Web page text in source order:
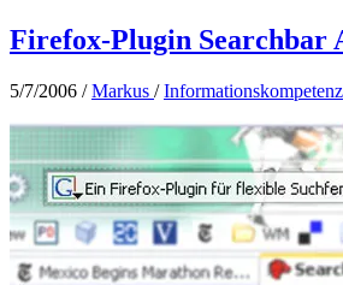
Firefox-Plugin Searchbar
5/7/2006 /Markus /Informationskompetenz